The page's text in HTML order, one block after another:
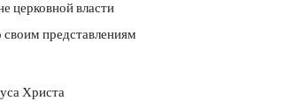
церковной власти
представлениям
Христа